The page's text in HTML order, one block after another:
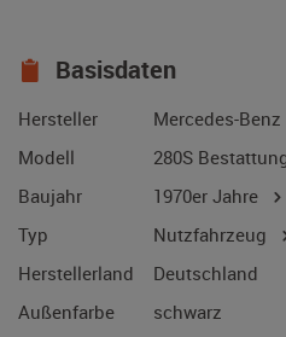
Basisdaten
Hersteller
Mercedes-Benz
Modell
280S
Baujahr
1970er Jahre
Typ
Nutzfahrzeug
Herstellerland
Deutschland
Außenfarbe
schwarz